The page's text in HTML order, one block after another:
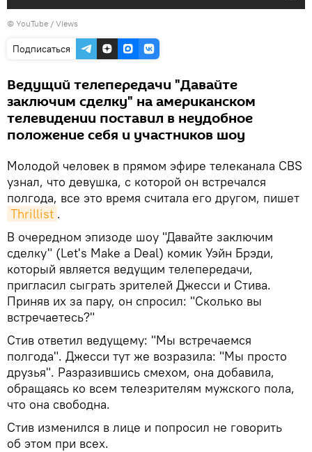
© YouTube / Views
Подписаться
Ведущий телепередачи "Давайте
заключим сделку" на американском
телевидении поставил в неудобное
положение себя и участников шоу
Молодой человек в прямом эфире телеканала CBS
узнал, что девушка, с которой он встречался
полгода, все это время считала его другом, пишет
Thrillist .
В очередном эпизоде шоу "Давайте заключим
сделку" (Let's Make a Deal) комик Уэйн Брэди,
который является ведущим телепередачи,
пригласил сыграть зрителей Джесси и Стива.
Приняв их за пару, он спросил: "Сколько вы
встречаетесь?"
Стив ответил ведущему: "Мы встречаемся
полгода". Джесси тут же возразила: "Мы просто
друзья". Разразившись смехом, она добавила,
обращаясь ко всем телезрителям мужского пола,
что она свободна.
Стив изменился в лице и попросил не говорить
об этом при всех.